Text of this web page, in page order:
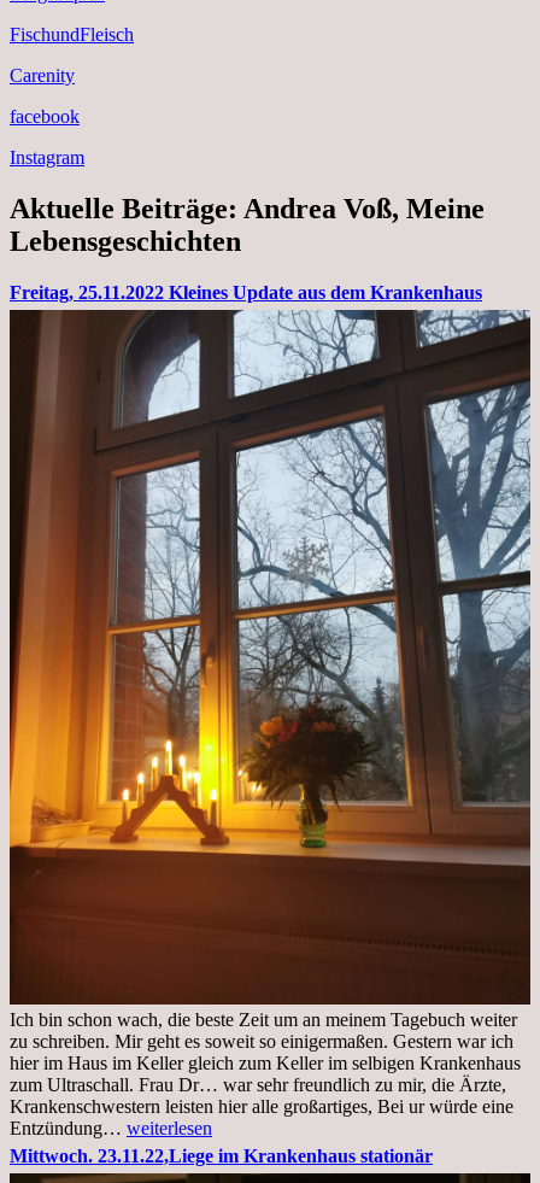
FischundFleisch
Carenity
facebook
Instagram
Aktuelle Beiträge: Andrea Voß, Meine
Lebensgeschichten
Freitag, 25.11.2022 Kleines Update aus dem Krankenhaus
Ich bin schon wach, die beste Zeit um an meinem Tagebuch weiter
zu schreiben. Mir geht es soweit so einigermaßen. Gestern war ich
hier im Haus im Keller gleich zum Keller im selbigen Krankenhaus
zum Ultraschall. Frau Dr… war sehr freundlich zu mir, die Ärzte,
Krankenschwestern leisten hier alle großartiges, Bei ur würde eine
Entzündung… Freitag,
25.11.2022
Kleines
weiterlesen
Mittwoch. 23.11.22,Liege im Krankenhaus stationär